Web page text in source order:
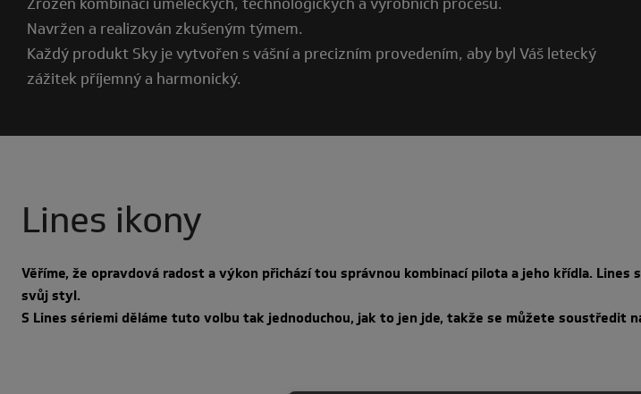
Navržen a realizován zkušeným týmem.
Každý produkt Sky je vytvořen s vášní a precizním provedením, aby byl Váš letecký
zážitek příjemný a harmonický.
Lines ikony
Věříme, že opravdová radost a výkon přichází tou správnou kombinací pilota a jeho křídla.
svůj styl.
S Lines sériemi děláme tuto volbu tak jednoduchou, jak to jen jde, takže se můžete soustředit